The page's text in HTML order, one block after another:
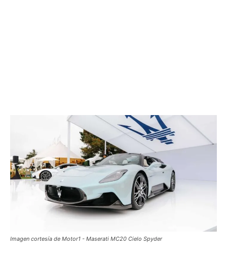
Imagen cortesía de Motor1 - Maserati MC20 Cielo Spyder